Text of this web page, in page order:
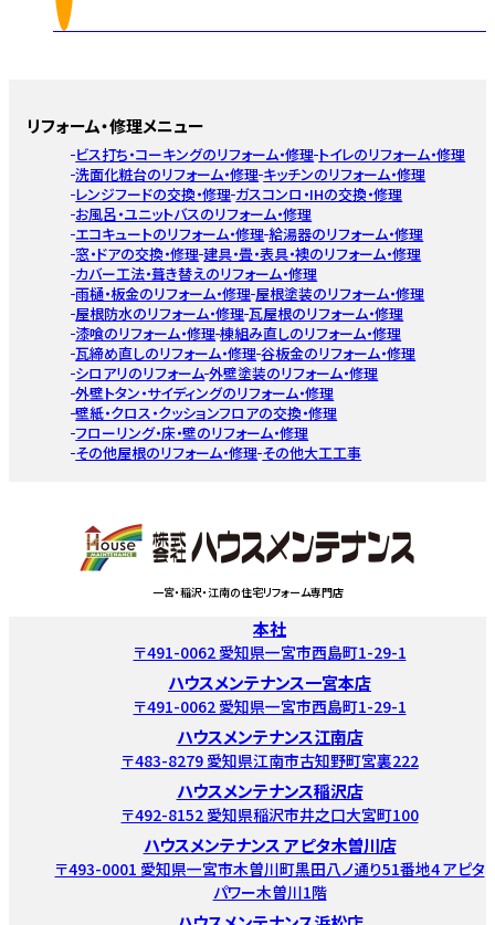
リフォーム・修理メニュー
ビス打ち・コーキングのリフォーム・修理 トイレのリフォーム・修理
洗面化粧台のリフォーム・修理 キッチンのリフォーム・修理
レンジフードの交換・修理 ガスコンロ・IHの交換・修理
お風呂・ユニットバスのリフォーム・修理
エコキュートのリフォーム・修理 給湯器のリフォーム・修理
窓・ドアの交換・修理 建具・畳・表具・襖のリフォーム・修理
カバー工法・葺き替えのリフォーム・修理
雨樋・板金のリフォーム・修理 屋根塗装のリフォーム・修理
屋根防水のリフォーム・修理 瓦屋根のリフォーム・修理
漆喰のリフォーム・修理 棟組み直しのリフォーム・修理
瓦締め直しのリフォーム・修理 谷板金のリフォーム・修理
シロアリのリフォーム 外壁塗装のリフォーム・修理
外壁トタン・サイディングのリフォーム・修理
壁紙・クロス・クッションフロアの交換・修理
フローリング・床・壁のリフォーム・修理
その他屋根のリフォーム・修理 その他大工工事
一宮・稲沢・江南の住宅リフォーム専門店
本社
〒491-0062 愛知県一宮市西島町1-29-1
ハウスメンテナンス一宮本店
〒491-0062 愛知県一宮市西島町1-29-1
ハウスメンテナンス江南店
〒483-8279 愛知県江南市古知野町宮裏222
ハウスメンテナンス稲沢店
〒492-8152 愛知県稲沢市井之口大宮町100
ハウスメンテナンス アピタ木曽川店
〒493-0001 愛知県一宮市木曽川町黒田八ノ通り51番地4 アピタ
パワー木曽川1階